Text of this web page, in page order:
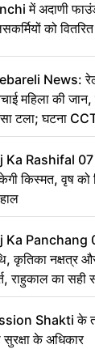
में अदाणी
को
News:
महिला की
टला; घटना
Ka Rashifal
किस्मत, वृष को
Ka Panchang
कृतिका नक्षत्र
राहुकाल का सही
Shakti के
सुरक्षा के अधिकार